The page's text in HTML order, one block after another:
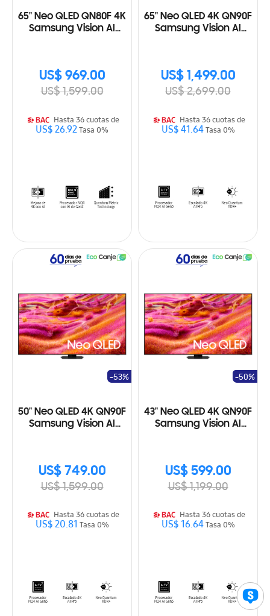
65" Neo QLED QN80F 4K
Samsung Vision AI
US$ 969.00
US$ 1,599.00
Hasta 36 cuotas de
US$ 26.92Tasa 0%
65" Neo QLED 4K QN90F
Samsung Vision AI
US$ 1,499.00
US$ 2,699.00
Hasta 36 cuotas de
US$ 41.64Tasa 0%
50" Neo QLED 4K QN90F
Samsung Vision AI
US$ 749.00
US$ 1,599.00
-53%
Hasta 36 cuotas de
US$ 20.81 Tasa 0%
43" Neo QLED 4K QN90F
Samsung Vision AI
US$ 599.00
US$ 1,199.00
-50%
Hasta 36 cuotas de
US$ 16.64Tasa 0%